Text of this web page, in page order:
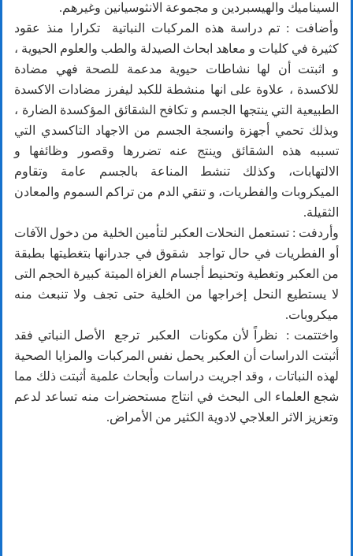
السيناميك والهيسبردين و مجموعة الانثوسيانين وغيرهم.
وأضافت : تم دراسة هذه المركبات النباتية تكرارا منذ عقود
كثيرة في كليات و معاهد ابحاث الصيدلة والطب والعلوم الحيوية ،
و اثبتت أن لها نشاطات حيوية مدعمة للصحة فهي مضادة
للاكسدة ، علاوة على انها منشطة للكبد ليفرز مضادات الاكسدة
الطبيعية التي ينتجها الجسم و تكافح الشقائق المؤكسدة الضارة ،
وبذلك تحمي أجهزة وانسجة الجسم من الاجهاد التاكسدي التي
تسببه هذه الشقائق وينتج عنه تضررها وقصور وظائفها و
الالتهابات، وكذلك تنشط المناعة بالجسم عامة وتقاوم
الميكروبات والفطريات، و تنقي الدم من تراكم السموم والمعادن
الثقيلة.
وأردفت : تستعمل النحلات العكبر لتأمين الخلية من دخول الآفات
أو الفطريات في حال تواجد شقوق في جدرانها بتغطيتها بطبقة
من العكبر وتغطية وتحنيط أجسام الغزاة الميتة كبيرة الحجم التى
لا يستطيع النحل إخراجها من الخلية حتى تجف ولا تنبعث منه
ميكروبات.
واختتمت : نظراً لأن مكونات العكبر ترجع الأصل النباتي فقد
أثبتت الدراسات أن العكبر يحمل نفس المركبات والمزايا الصحية
لهذه النباتات ، وقد اجريت دراسات وأبحاث علمية أثبتت ذلك مما
شجع العلماء الى البحث في انتاج مستحضرات منه تساعد لدعم
وتعزيز الاثر العلاجي لادوية الكثير من الأمراض.